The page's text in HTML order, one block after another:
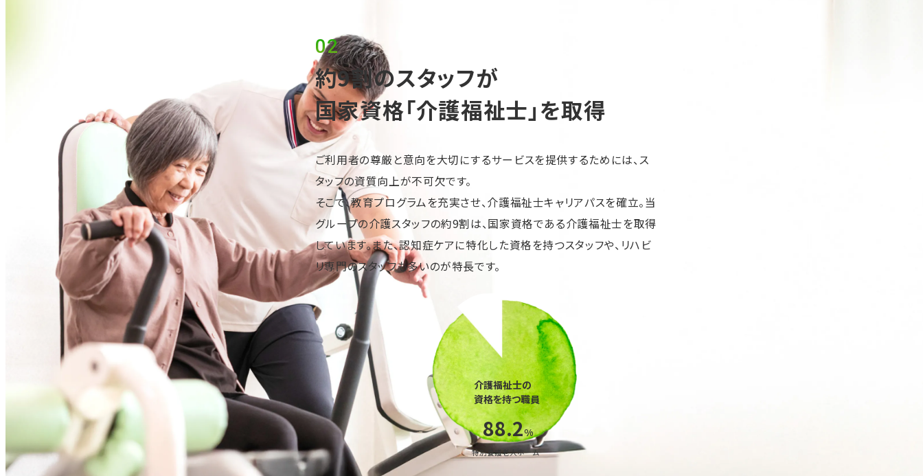
02
約9割のスタッフが
国家資格「介護福祉士」を取得
ご利用者の尊厳と意向を大切にするサービスを提供するためには、ス
タッフの資質向上が不可欠です。
そこで、教育プログラムを充実させ、介護福祉士キャリアパスを確立。当
グループの介護スタッフの約9割は、国家資格である介護福祉士を取得
しています。また、認知症ケアに特化した資格を持つスタッフや、リハビ
リ専門のスタッフも多いのが特長です。
介護福祉士の
資格を持つ職員
88.2%
特別養護老人ホーム